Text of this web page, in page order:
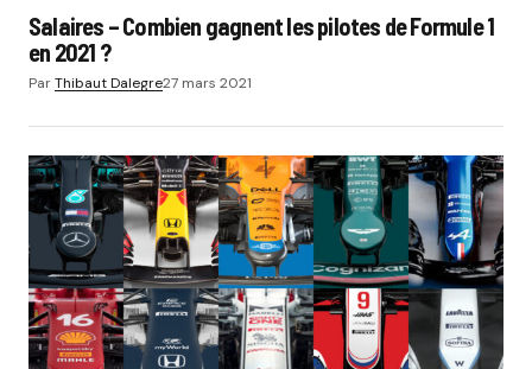
Salaires – Combien gagnent les pilotes de Formule 1
en 2021 ?
ParThibaut Dalegre27 mars 2021